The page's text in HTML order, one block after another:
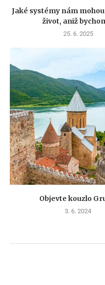
Jaké systémy nám
život, aniž
25. 6. 2025
Objevte kouzlo
3. 6. 2024